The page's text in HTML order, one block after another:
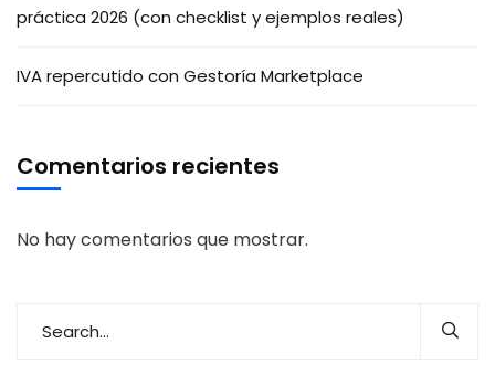
práctica 2026 (con checklist y ejemplos reales)
IVA repercutido con Gestoría Marketplace
Comentarios recientes
No hay comentarios que mostrar.